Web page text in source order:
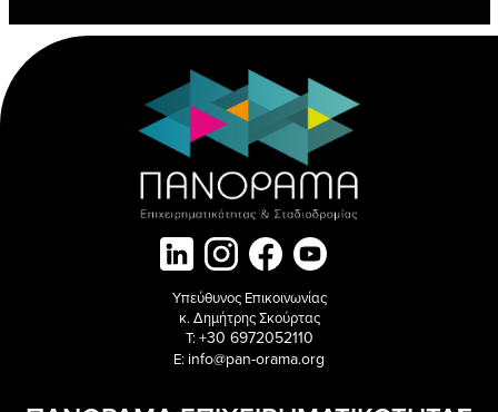
Υπεύθυνος Επικοινωνίας
κ. Δημήτρης Σκούρτας
T: +30 6972052110
E: info@pan-orama.org